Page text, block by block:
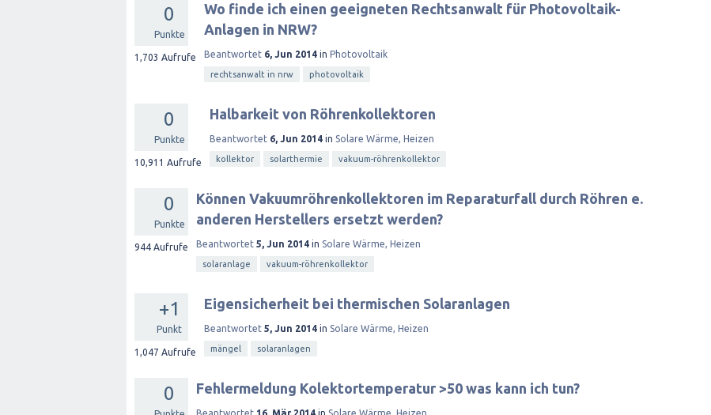
0
Punkte
1,703 Aufrufe
Wo finde ich einen geeigneten Rechtsanwalt für Photovoltaik-
Anlagen in NRW?
Beantwortet 6, Jun 2014 in Photovoltaik
rechtsanwalt in nrw photovoltaik
0
Punkte
10,911 Aufrufe
Halbarkeit von Röhrenkollektoren
Beantwortet 6, Jun 2014 in Solare Wärme, Heizen
kollektor solarthermie vakuum-röhrenkollektor
0
Punkte
944 Aufrufe
Können Vakuumröhrenkollektoren im Reparaturfall durch Röhren e.
anderen Herstellers ersetzt werden?
Beantwortet 5, Jun 2014 in Solare Wärme, Heizen
solaranlage vakuum-röhrenkollektor
+1
Punkt
1,047 Aufrufe
Eigensicherheit bei thermischen Solaranlagen
Beantwortet 5, Jun 2014 in Solare Wärme, Heizen
mängel solaranlagen
0 Fehlermeldung Kolektortemperatur >50 was kann ich tun?
Beantwortet 16, Mär 2014 in Solare Wärme, Heizen